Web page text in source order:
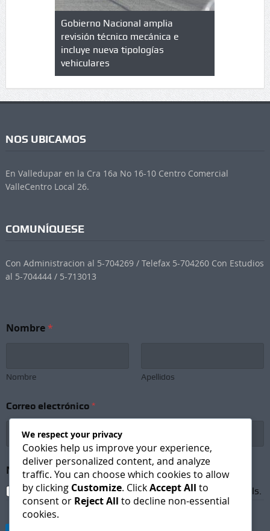
Gobierno Nacional amplia
revisión técnico mecánica e
incluye nueva tipologías
vehiculares
cuáles
NOS UBICAMOS
En Valledupar en la Cra 16a No 16-10 Centro Comercial
ValleCentro Local 26.
COMUNÍQUESE
Con Administracion al 5-704269 / Telefax 5-704260 Con Estudios
al 5-704444 / 5-713013
Nombre*
Nombre Apellidos
*
N
l
e
t
t
r
Correo electrónico *
Newsletter Subscription*
I agree to receive newsletters and promotional emails.
We respect your privacy
Cookies help us improve your experience,
deliver personalized content, and analyze
traffic. You can choose which cookies to allow
by clicking Customize. ClickAccept All to
consent or Reject All to decline non-essential
cookies.